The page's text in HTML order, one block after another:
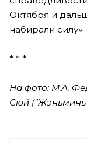
Октября и
набирали силу».
* * *
На фото: М.А.
Сюй